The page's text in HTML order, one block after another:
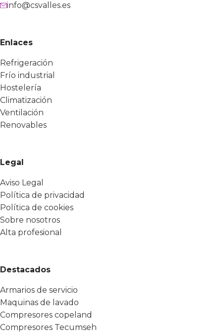
info@csvalles.es
Enlaces
Refrigeración
Frío industrial
Hostelería
Climatización
Ventilación
Renovables
Legal
Aviso Legal
Política de privacidad
Política de cookies
Sobre nosotros
Alta profesional
Destacados
Armarios de servicio
Maquinas de lavado
Compresores copeland
Compresores Tecumseh